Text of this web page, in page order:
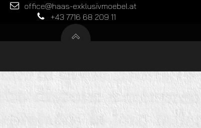
office@haas-exklusivmoebel.at
+43 7716 68 209 11